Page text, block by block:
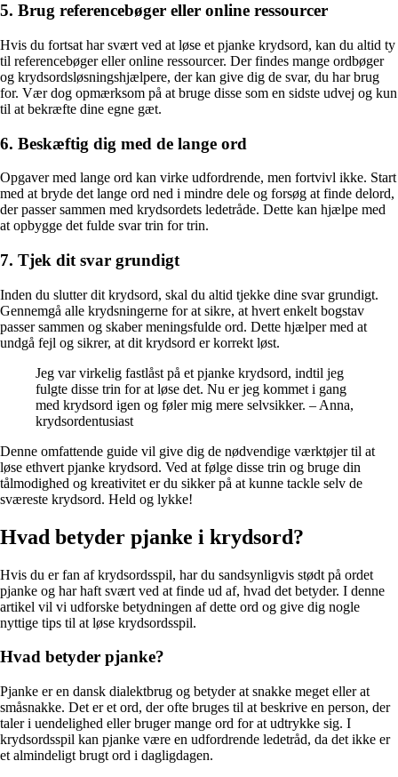
5. Brug referencebøger eller online ressourcer
Hvis du fortsat har svært ved at løse et pjanke krydsord, kan du altid ty
til referencebøger eller online ressourcer. Der findes mange ordbøger
og krydsordsløsningshjælpere, der kan give dig de svar, du har brug
for. Vær dog opmærksom på at bruge disse som en sidste udvej og kun
til at bekræfte dine egne gæt.
6. Beskæftig dig med de lange ord
Opgaver med lange ord kan virke udfordrende, men fortvivl ikke. Start
med at bryde det lange ord ned i mindre dele og forsøg at finde delord,
der passer sammen med krydsordets ledetråde. Dette kan hjælpe med
at opbygge det fulde svar trin for trin.
7. Tjek dit svar grundigt
Inden du slutter dit krydsord, skal du altid tjekke dine svar grundigt.
Gennemgå alle krydsningerne for at sikre, at hvert enkelt bogstav
passer sammen og skaber meningsfulde ord. Dette hjælper med at
undgå fejl og sikrer, at dit krydsord er korrekt løst.
Jeg var virkelig fastlåst på et pjanke krydsord, indtil jeg
fulgte disse trin for at løse det. Nu er jeg kommet i gang
med krydsord igen og føler mig mere selvsikker. – Anna,
krydsordentusiast
Denne omfattende guide vil give dig de nødvendige værktøjer til at
løse ethvert pjanke krydsord. Ved at følge disse trin og bruge din
tålmodighed og kreativitet er du sikker på at kunne tackle selv de
sværeste krydsord. Held og lykke!
Hvad betyder pjanke i krydsord?
Hvis du er fan af krydsordsspil, har du sandsynligvis stødt på ordet
pjanke og har haft svært ved at finde ud af, hvad det betyder. I denne
artikel vil vi udforske betydningen af dette ord og give dig nogle
nyttige tips til at løse krydsordsspil.
Hvad betyder pjanke?
Pjanke er en dansk dialektbrug og betyder at snakke meget eller at
småsnakke. Det er et ord, der ofte bruges til at beskrive en person, der
taler i uendelighed eller bruger mange ord for at udtrykke sig. I
krydsordsspil kan pjanke være en udfordrende ledetråd, da det ikke er
et almindeligt brugt ord i dagligdagen.